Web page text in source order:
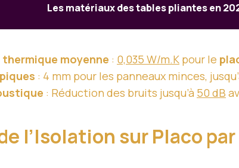
Les matériaux des tables pliantes en
moyenne : 0,035 W/m.K pour le
: 4 mm pour les panneaux minces,
: Réduction des bruits jusqu’à 50 dB
l’Isolation sur Placo